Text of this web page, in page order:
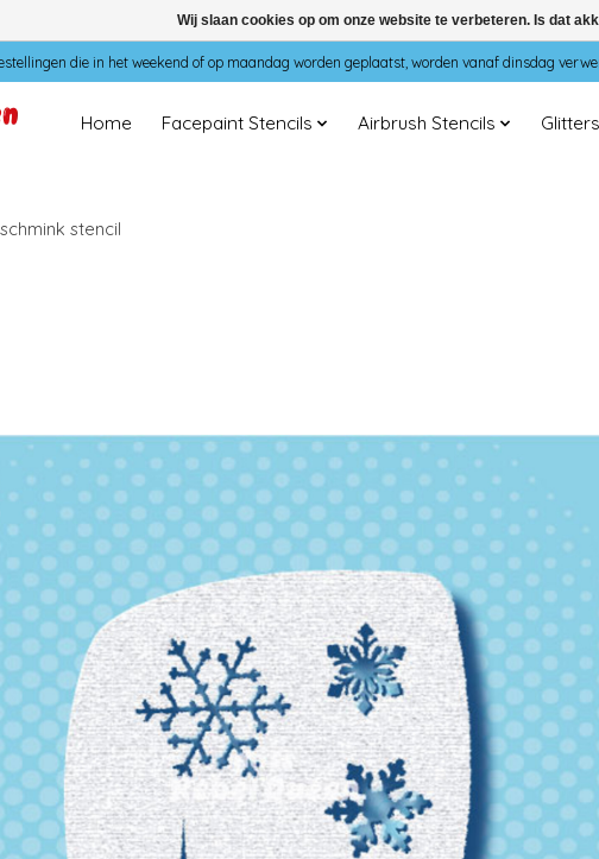
die in het weekend of op maandag worden geplaatst, worden vanaf dinsdag
Home Facepaint Stencils Airbrush Stencils
stencil
Wij slaan cookies op om onze website te verbeteren. Is dat